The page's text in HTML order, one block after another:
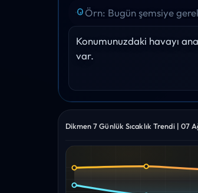
Konumunuzdaki havayı
var.
Dikmen 7 Günlük Sıcaklık Trendi | 07
Yüksek Düşük
22°
Yağış: 0% Yağış: